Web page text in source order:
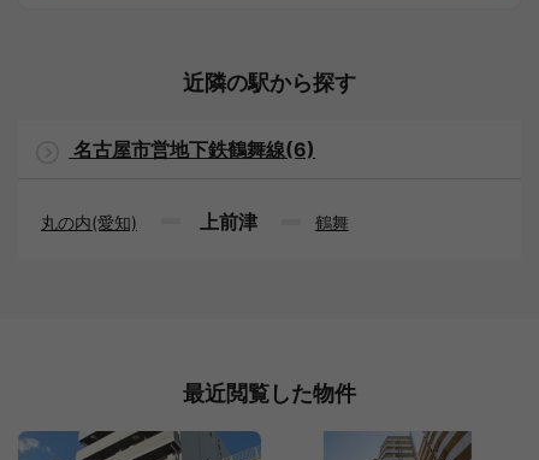
近隣の駅から探す
名古屋市営地下鉄鶴舞線(6)
丸の内(愛知) 上前津 鶴舞
最近閲覧した物件